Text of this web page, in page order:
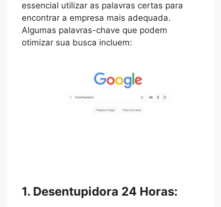
essencial utilizar as palavras certas para
encontrar a empresa mais adequada.
Algumas palavras-chave que podem
otimizar sua busca incluem:
1. Desentupidora 24 Horas: